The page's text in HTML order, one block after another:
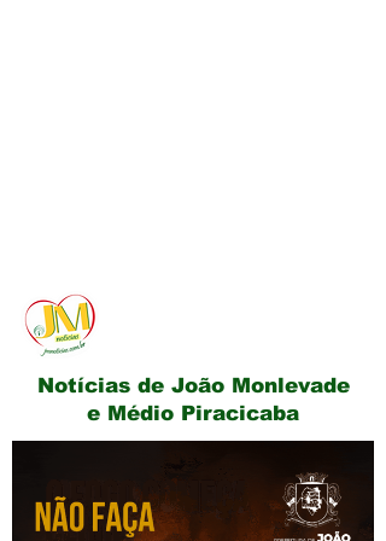
Notícias de João Monlevade
e Médio Piracicaba